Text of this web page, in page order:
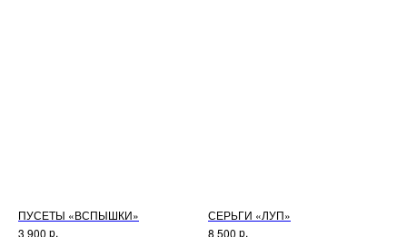
ПУСЕТЫ «ВСПЫШКИ»
3 900 р.
СЕРЬГИ «ЛУП»
8 500 р.